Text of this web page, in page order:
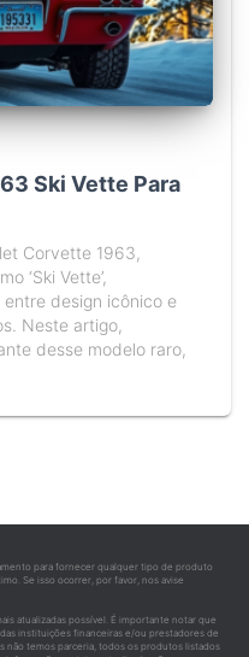
Ski Vette Para
Corvette 1963,
‘Ski Vette’,
design icônico e
Neste artigo,
desse modelo raro,
para fornecer qualquer tipo de produto
Se isso ocorrer, por favor, nos avise
atualizadas possível. É importante notar que
instituições financeiras e/ou prestadores de
não temos parceria, todos os produtos listados